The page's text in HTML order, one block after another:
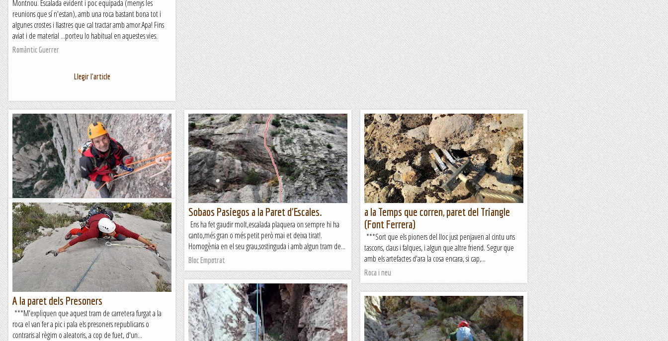
Montnou. Escalada evident i poc equipada (menys les
reunions que sí n'estan), amb una roca bastant bona tot i
algunes crostes i llastres que cal tractar amb amor.Apa! Fins
aviat i de material ...porteu lo habitual en aquestes vies.
Romàntic Guerrer
Llegir l'article
Els ràpels de la Paret de l'Aeri
Feia temps que volíem fer aquesta activitat tan singular:
baixar la Paret de l'Aeri, la vertical més gran de Montserrat.
En aquest gran pany de paret, de més de 350...
Blog de muntanya
Sobaos Pasiegos a la Paret d'Escales.
Ens ha fet gaudir molt,escalada plaquera on sempre hi ha
canto,més gran o més petit però mai et deixa tirat!.
Homogènia en el seu grau,sostinguda i amb algun tram de...
Bloc Empotrat
a la Temps que corren, paret del Triangle
(Font Ferrera)
***Sort que els pioners del lloc just penjaven al cintu uns
tascons, claus i falques, i algun que altre friend. Segur que
amb els artefactes d'ara la cosa encara, si cap,...
Roca i neu
A la paret dels Presoners
***M'expliquen que aquest tram de carretera furgat a la
roca el van fer a pic i pala els presoners republicans o
contraris al règim o aleatoris, a cop de fuet, d'un...